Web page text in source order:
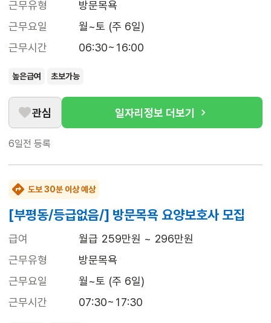
근무유형
방문목욕
근무요일
월~토 (주 6일)
근무시간
06:30~16:00
높은급여 초보가능
관심 일자리정보 더보기
6일전 등록
도보 30분 이상 예상
[부평동/등급없음/] 방문목욕 요양보호사 모집
급여
월급 259만원 ~ 296만원
근무유형
방문목욕
근무요일
월~토 (주 6일)
근무시간
07:30~17:30